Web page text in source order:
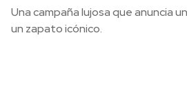
Una campaña lujosa que anuncia
un zapato icónico.